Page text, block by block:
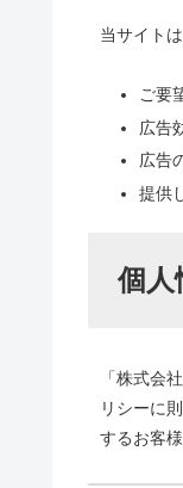
当サイト
ご要
広告
広告
提供
個人
「株式会
リシーに
するお客